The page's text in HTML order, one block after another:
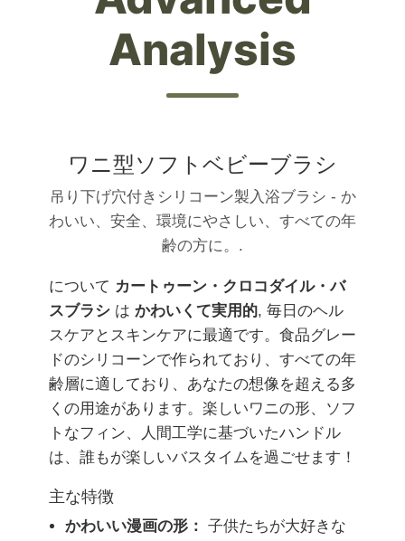
Analysis
ワニ型ソフトベビーブラシ
吊り下げ穴付きシリコーン製入浴ブラシ - か
わいい、安全、環境にやさしい、すべての年
齢の方に。.
について カートゥーン・クロコダイル・バ
スブラシ は かわいくて実用的, 毎日のヘル
スケアとスキンケアに最適です。食品グレー
ドのシリコーンで作られており、すべての年
齢層に適しており、あなたの想像を超える多
くの用途があります。楽しいワニの形、ソフ
トなフィン、人間工学に基づいたハンドル
は、誰もが楽しいバスタイムを過ごせます！
主な特徴
かわいい漫画の形： 子供たちが大好きな